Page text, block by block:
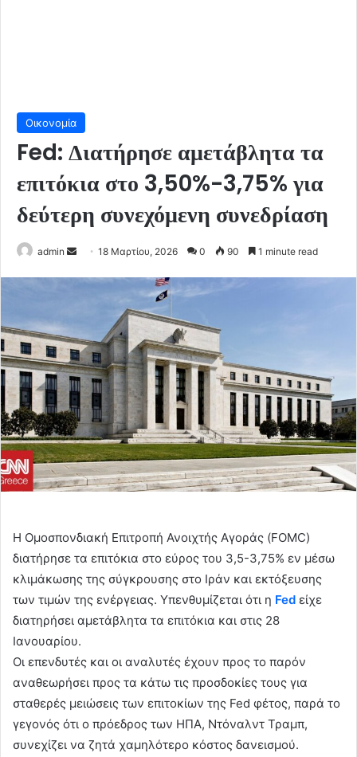
Οικονομία
Fed: Διατήρησε αμετάβλητα τα
επιτόκια στο 3,50%-3,75% για
δεύτερη συνεχόμενη συνεδρίαση
admin
Send18 Μαρτίου, 2026 0 90 1 minute read
Η Ομοσπονδιακή Επιτροπή Ανοιχτής Αγοράς (FOMC)
διατήρησε τα επιτόκια στο εύρος του 3,5-3,75% εν μέσω
κλιμάκωσης της σύγκρουσης στο Ιράν και εκτόξευσης
των τιμών της ενέργειας. Υπενθυμίζεται ότι η Fed είχε
διατηρήσει αμετάβλητα τα επιτόκια και στις 28
Ιανουαρίου.
Οι επενδυτές και οι αναλυτές έχουν προς το παρόν
αναθεωρήσει προς τα κάτω τις προσδοκίες τους για
σταθερές μειώσεις των επιτοκίων της Fed φέτος, παρά το
γεγονός ότι ο πρόεδρος των ΗΠΑ, Ντόναλντ Τραμπ,
συνεχίζει να ζητά χαμηλότερο κόστος δανεισμού.